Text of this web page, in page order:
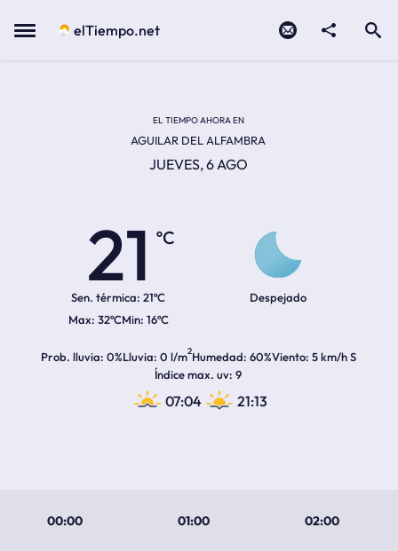
Menu elTiempo.net
EL TIEMPO AHORA EN
AGUILAR DEL ALFAMBRA
JUEVES, 6 AGO
21
ºC
Sen. térmica: 21ºC
32ºC 16ºC
Despejado
Prob. lluvia 0%Lluvia 0 l/m2Humedad 60%Viento 5 km/h S
Índice max. uv 9
07:04 21:13
00:00 01:00 02:00